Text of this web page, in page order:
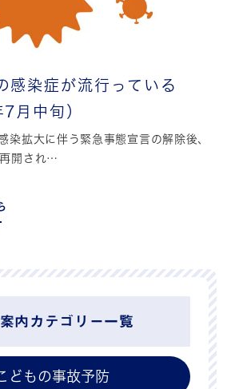
感染症が流行っている
月中旬）
染拡大に伴う緊急事態宣言の解除後、
開され…
内カテゴリー一覧
どもの事故予防